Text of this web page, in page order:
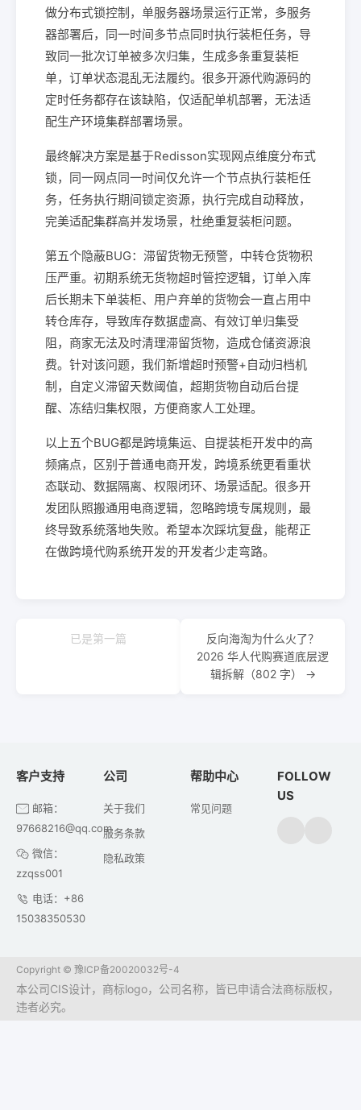
做分布式锁控制，单服务器场景运行正常，多服务
器部署后，同一时间多节点同时执行装柜任务，导
致同一批次订单被多次归集，生成多条重复装柜
单，订单状态混乱无法履约。很多开源代购源码的
定时任务都存在该缺陷，仅适配单机部署，无法适
配生产环境集群部署场景。
最终解决方案是基于Redisson实现网点维度分布式
锁，同一网点同一时间仅允许一个节点执行装柜任
务，任务执行期间锁定资源，执行完成自动释放，
完美适配集群高并发场景，杜绝重复装柜问题。
第五个隐蔽BUG：滞留货物无预警，中转仓货物积
压严重。初期系统无货物超时管控逻辑，订单入库
后长期未下单装柜、用户弃单的货物会一直占用中
转仓库存，导致库存数据虚高、有效订单归集受
阻，商家无法及时清理滞留货物，造成仓储资源浪
费。针对该问题，我们新增超时预警+自动归档机
制，自定义滞留天数阈值，超期货物自动后台提
醒、冻结归集权限，方便商家人工处理。
以上五个BUG都是跨境集运、自提装柜开发中的高
频痛点，区别于普通电商开发，跨境系统更看重状
态联动、数据隔离、权限闭环、场景适配。很多开
发团队照搬通用电商逻辑，忽略跨境专属规则，最
终导致系统落地失败。希望本次踩坑复盘，能帮正
在做跨境代购系统开发的开发者少走弯路。
已是第一篇
反向海淘为什么火了？
2026 华人代购赛道底层逻
辑拆解（802 字） →
客户支持
邮箱：
97668216@qq.com
微信：
zzqss001
电话：+86
15038350530
公司
关于我们
服务条款
隐私政策
帮助中心
常见问题
FOLLOW
US
Copyright © 豫ICP备20020032号-4
本公司CIS设计，商标logo，公司名称，皆已申请合法商标版权，
违者必究。